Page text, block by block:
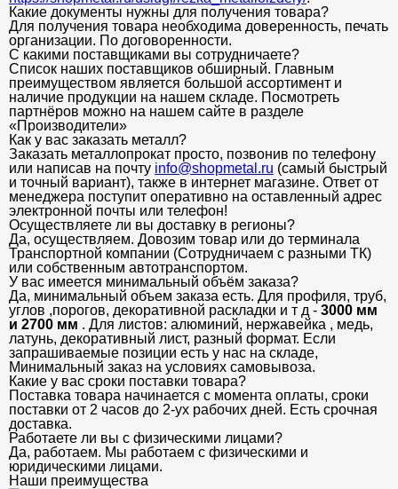
Какие документы нужны для получения товара?
Для получения товара необходима доверенность, печать
организации. По договоренности.
С какими поставщиками вы сотрудничаете?
Список наших поставщиков обширный. Главным
преимуществом является большой ассортимент и
наличие продукции на нашем складе. Посмотреть
партнёров можно на нашем сайте в разделе
«Производители»
Как у вас заказать металл?
Заказать металлопрокат просто, позвонив по телефону
или написав на почту info@shopmetal.ru (самый быстрый
и точный вариант), также в интернет магазине. Ответ от
менеджера поступит оперативно на оставленный адрес
электронной почты или телефон!
Осуществляете ли вы доставку в регионы?
Да, осуществляем. Довозим товар или до терминала
Транспортной компании (Сотрудничаем с разными ТК)
или собственным автотранспортом.
У вас имеется минимальный объём заказа?
Да, минимальный объем заказа есть. Для профиля, труб,
углов ,порогов, декоративной раскладки и т д - 3000 мм
и 2700 мм . Для листов: алюминий, нержавейка , медь,
латунь, декоративный лист, разный формат. Если
запрашиваемые позиции есть у нас на складе,
Минимальный заказ на условиях самовывоза.
Какие у вас сроки поставки товара?
Поставка товара начинается с момента оплаты, сроки
поставки от 2 часов до 2-ух рабочих дней. Есть срочная
доставка.
Работаете ли вы с физическими лицами?
Да, работаем. Мы работаем с физическими и
юридическими лицами.
Наши преимущества